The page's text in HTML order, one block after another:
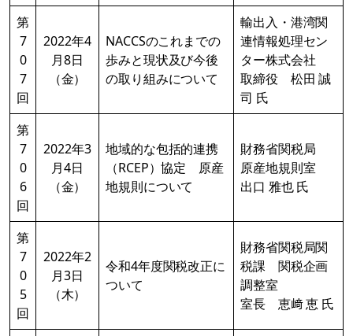
第
7
0
7
回
2022年4
月8日
（金）
NACCSのこれまでの
歩みと現状及び今後
の取り組みについて
輸出入・港湾関
連情報処理セン
ター株式会社
取締役 松田 誠
司 氏
第
7
0
6
回
2022年3
月4日
（金）
地域的な包括的連携
（RCEP）協定 原産
地規則について
財務省関税局
原産地規則室
出口 雅也 氏
第
7
0
5
回
2022年2
月3日
（木）
令和4年度関税改正に
ついて
財務省関税局関
税課 関税企画
調整室
室長 恵﨑 恵 氏